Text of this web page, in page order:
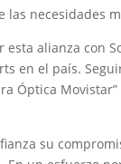
necesidades
esta alianza con
en el país.
Óptica
su